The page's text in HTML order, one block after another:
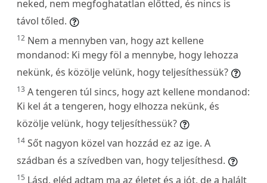
neked, nem megfoghatatlan előtted, és nincs is
távol tőled.
12 Nem a mennyben van, hogy azt kellene
mondanod: Ki megy föl a mennybe, hogy lehozza
nekünk, és közölje velünk, hogy teljesíthessük?
13 A tengeren túl sincs, hogy azt kellene mondanod:
Ki kel át a tengeren, hogy elhozza nekünk, és
közölje velünk, hogy teljesíthessük?
14 Sőt nagyon közel van hozzád ez az ige. A
szádban és a szívedben van, hogy teljesíthesd.
15 Lásd, eléd adtam ma az életet és a jót, de a halált